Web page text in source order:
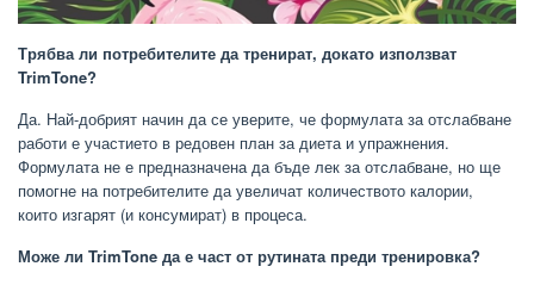
Трябва ли потребителите да тренират, докато използват
TrimTone?
Да. Най-добрият начин да се уверите, че формулата за отслабване
работи е участието в редовен план за диета и упражнения.
Формулата не е предназначена да бъде лек за отслабване, но ще
помогне на потребителите да увеличат количеството калории,
които изгарят (и консумират) в процеса.
Може ли TrimTone да е част от рутината преди тренировка?